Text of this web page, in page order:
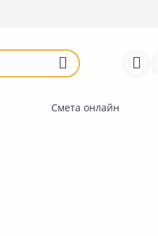
Смета онлайн